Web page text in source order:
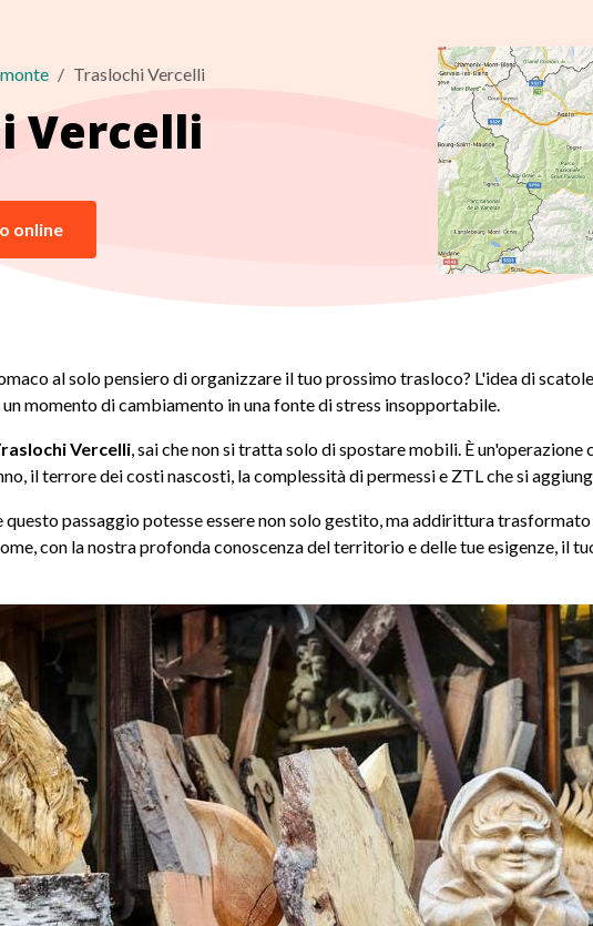
Traslochi Vercelli
Vercelli
online
al solo pensiero di organizzare il tuo prossimo trasloco? L'idea di
momento di cambiamento in una fonte di stress insopportabile.
Vercelli, sai che non si tratta solo di spostare mobili. È
il terrore dei costi nascosti, la complessità di permessi e ZTL che si
passaggio potesse essere non solo gestito, ma addirittura
con la nostra profonda conoscenza del territorio e delle tue esigenze, il